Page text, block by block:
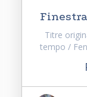
Titre
tempo /